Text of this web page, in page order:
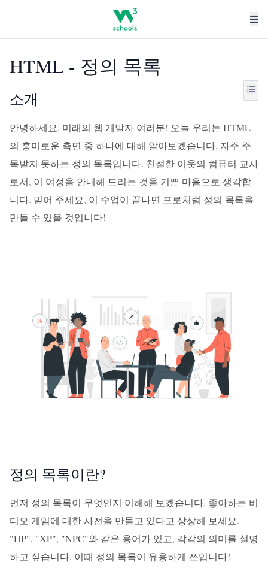
HTML - 정의 목록
소개
안녕하세요, 미래의 웹 개발자 여러분! 오늘 우리는 HTML
의 흥미로운 측면 중 하나에 대해 알아보겠습니다. 자주 주
목받지 못하는 정의 목록입니다. 친절한 이웃의 컴퓨터 교사
로서, 이 여정을 안내해 드리는 것을 기쁜 마음으로 생각합
니다. 믿어 주세요, 이 수업이 끝나면 프로처럼 정의 목록을
만들 수 있을 것입니다!
정의 목록이란?
먼저 정의 목록이 무엇인지 이해해 보겠습니다. 좋아하는 비
디오 게임에 대한 사전을 만들고 있다고 상상해 보세요.
"HP", "XP", "NPC"와 같은 용어가 있고, 각각의 의미를 설명
하고 싶습니다. 이때 정의 목록이 유용하게 쓰입니다!